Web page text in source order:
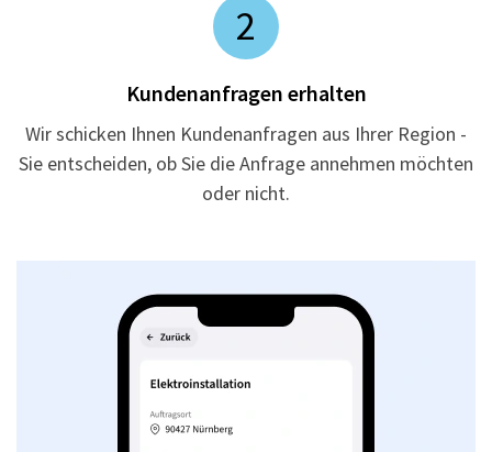
2
Kundenanfragen erhalten
Wir schicken Ihnen Kundenanfragen aus Ihrer Region -
Sie entscheiden, ob Sie die Anfrage annehmen möchten
oder nicht.